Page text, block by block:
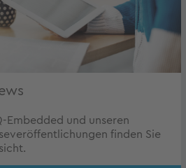
Embedded und unseren
finden Sie